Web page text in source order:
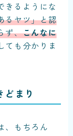
きるようにな
るヤツ」と認
ず、こんなに
ても分かりま
まり
、もちろん